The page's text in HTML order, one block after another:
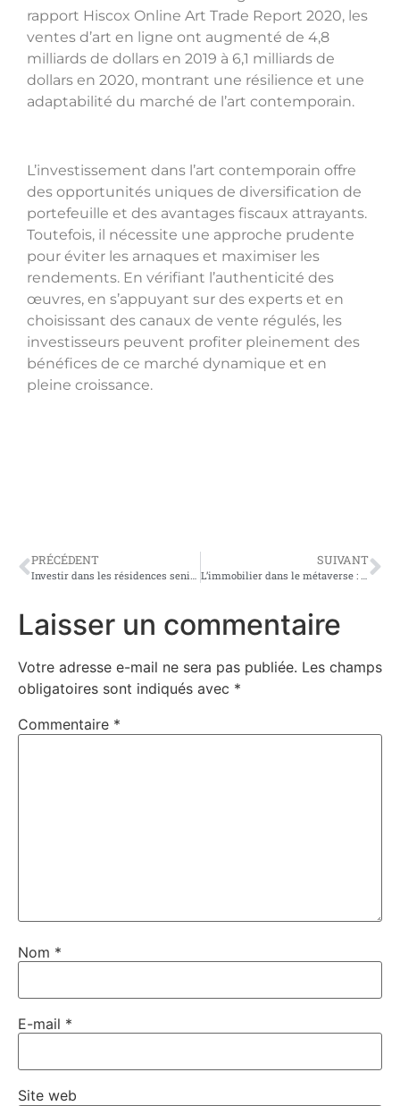
rapport Hiscox Online Art Trade Report 2020, les
ventes d’art en ligne ont augmenté de 4,8
milliards de dollars en 2019 à 6,1 milliards de
dollars en 2020, montrant une résilience et une
adaptabilité du marché de l’art contemporain.
L’investissement dans l’art contemporain offre
des opportunités uniques de diversification de
portefeuille et des avantages fiscaux attrayants.
Toutefois, il nécessite une approche prudente
pour éviter les arnaques et maximiser les
rendements. En vérifiant l’authenticité des
œuvres, en s’appuyant sur des experts et en
choisissant des canaux de vente régulés, les
investisseurs peuvent profiter pleinement des
bénéfices de ce marché dynamique et en
pleine croissance.
PRÉCÉDENT
Investir dans les résidences seniors : une bonne stratégie de défiscalisation ?
SUIVANT
L’immobilier dans le métaverse : Un nouveau front pour l’investissement
Laisser un commentaire
Votre adresse e-mail ne sera pas publiée. Les champs
obligatoires sont indiqués avec *
Commentaire *
Nom *
E-mail *
Site web